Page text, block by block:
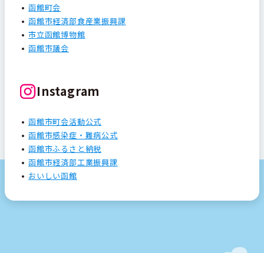
函館町会
函館市経済部食産業振興課
市立函館博物館
函館市議会
Instagram
函館市町会活動公式
函館市感染症・難病公式
函館市ふるさと納税
函館市経済部工業振興課
おいしい函館